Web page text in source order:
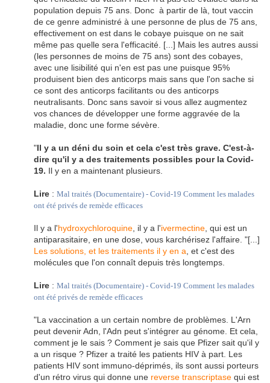
population depuis 75 ans. Donc à partir de là, tout vaccin
de ce genre administré à une personne de plus de 75 ans,
effectivement on est dans le cobaye puisque on ne sait
même pas quelle sera l'efficacité. [...] Mais les autres aussi
(les personnes de moins de 75 ans) sont des cobayes,
avec une lisibilité qui n'en est pas une puisque 95%
produisent bien des anticorps mais sans que l'on sache si
ce sont des anticorps facilitants ou des anticorps
neutralisants. Donc sans savoir si vous allez augmentez
vos chances de développer une forme aggravée de la
maladie, donc une forme sévère.
"Il y a un déni du soin et cela c'est très grave. C'est-à-
dire qu'il y a des traitements possibles pour la Covid-
19. Il y en a maintenant plusieurs.
Lire : Mal traités (Documentaire) - Covid-19 Comment les malades
ont été privés de remède efficaces
Il y a l'hydroxychloroquine , il y a l'ivermectine , qui est un
antiparasitaire, en une dose, vous karchérisez l'affaire. "[...]
Les solutions, et les traitements il y en a , et c'est des
molécules que l'on connaît depuis très longtemps.
Lire : Mal traités (Documentaire) - Covid-19 Comment les malades
ont été privés de remède efficaces
"La vaccination a un certain nombre de problèmes. L'Arn
peut devenir Adn, l'Adn peut s'intégrer au génome. Et cela,
comment je le sais ? Comment je sais que Pfizer sait qu'il y
a un risque ? Pfizer a traité les patients HIV à part. Les
patients HIV sont immuno-déprimés, ils sont aussi porteurs
d'un rétro virus qui donne une reverse transcriptase qui est